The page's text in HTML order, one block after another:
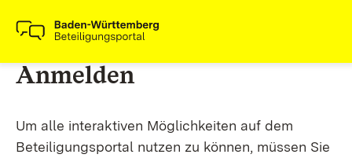
Anmelden
Um alle interaktiven Möglichkeiten auf dem
Beteiligungsportal nutzen zu können, müssen Sie